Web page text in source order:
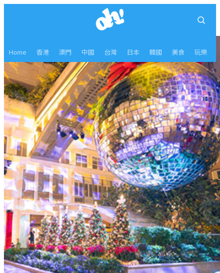
Home 香港 澳門 中國 台灣 日本 韓國 美食 玩樂